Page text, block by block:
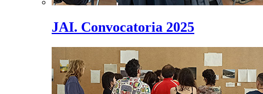
JAI. Convocatoria 2025